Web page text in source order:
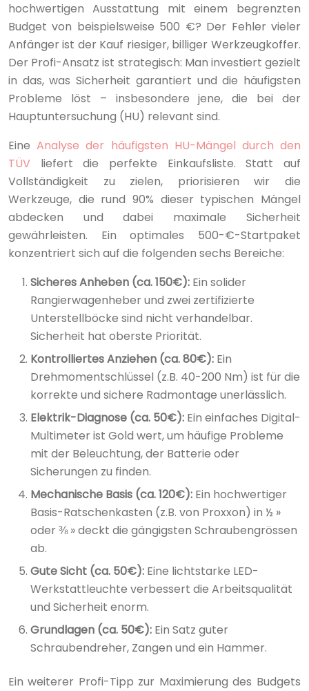
hochwertigen Ausstattung mit einem begrenzten
Budget von beispielsweise 500 €? Der Fehler vieler
Anfänger ist der Kauf riesiger, billiger Werkzeugkoffer.
Der Profi-Ansatz ist strategisch: Man investiert gezielt
in das, was Sicherheit garantiert und die häufigsten
Probleme löst – insbesondere jene, die bei der
Hauptuntersuchung (HU) relevant sind.
EineAnalyse der häufigsten HU-Mängel durch den
TÜV liefert die perfekte Einkaufsliste. Statt auf
Vollständigkeit zu zielen, priorisieren wir die
Werkzeuge, die rund 90% dieser typischen Mängel
abdecken und dabei maximale Sicherheit
gewährleisten. Ein optimales 500-€-Startpaket
konzentriert sich auf die folgenden sechs Bereiche:
Sicheres Anheben (ca. 150€): Ein solider
Rangierwagenheber und zwei zertifizierte
Unterstellböcke sind nicht verhandelbar.
Sicherheit hat oberste Priorität.
Kontrolliertes Anziehen (ca. 80€): Ein
Drehmomentschlüssel (z.B. 40-200 Nm) ist für die
korrekte und sichere Radmontage unerlässlich.
Elektrik-Diagnose (ca. 50€): Ein einfaches Digital-
Multimeter ist Gold wert, um häufige Probleme
mit der Beleuchtung, der Batterie oder
Sicherungen zu finden.
Mechanische Basis (ca. 120€): Ein hochwertiger
Basis-Ratschenkasten (z.B. von Proxxon) in ½ »
oder ⅜ » deckt die gängigsten Schraubengrössen
ab.
Gute Sicht (ca. 50€): Eine lichtstarke LED-
Werkstattleuchte verbessert die Arbeitsqualität
und Sicherheit enorm.
Grundlagen (ca. 50€): Ein Satz guter
Schraubendreher, Zangen und ein Hammer.
Ein weiterer Profi-Tipp zur Maximierung des Budgets